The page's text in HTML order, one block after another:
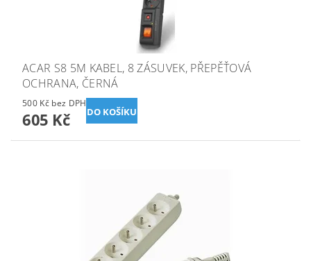
ACAR S8 5M KABEL, 8 ZÁSUVEK, PŘEPĚŤOVÁ
OCHRANA, ČERNÁ
500 Kč bez DPH
605 Kč